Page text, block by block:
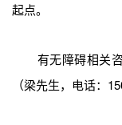
起点。
有无障碍相关
（梁先生，电话：